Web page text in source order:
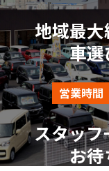
地域最
車選
営業時間
スタッ
お